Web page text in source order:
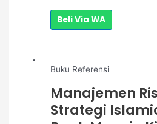
Beli Via WA
Buku Referensi
Manajemen
Strategi